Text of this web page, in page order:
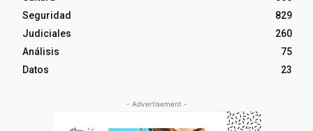
Seguridad
829
Judiciales
260
Análisis
75
Datos
23
- Advertisement -